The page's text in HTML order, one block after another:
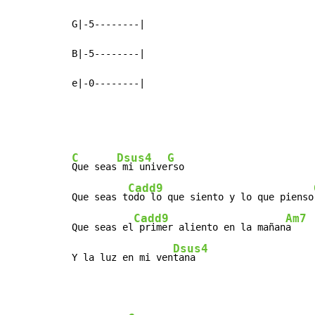
G|-5--------|
B|-5--------|
e|-0--------|
C
Que seas
Dsus4
mi unive
G
rso
Que seas t
Cadd9
odo lo que siento y lo que pienso
Que seas el
Cadd9
primer aliento en la mañan
Am7
a
Y la luz en mi ven
Dsus4
tana